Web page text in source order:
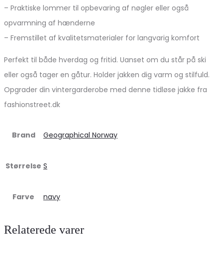
– Praktiske lommer til opbevaring af nøgler eller også
opvarmning af hænderne
– Fremstillet af kvalitetsmaterialer for langvarig komfort
Perfekt til både hverdag og fritid. Uanset om du står på ski
eller også tager en gåtur. Holder jakken dig varm og stilfuld.
Opgrader din vintergarderobe med denne tidløse jakke fra
fashionstreet.dk
Brand Geographical Norway
Størrelse S
Farve navy
Relaterede varer